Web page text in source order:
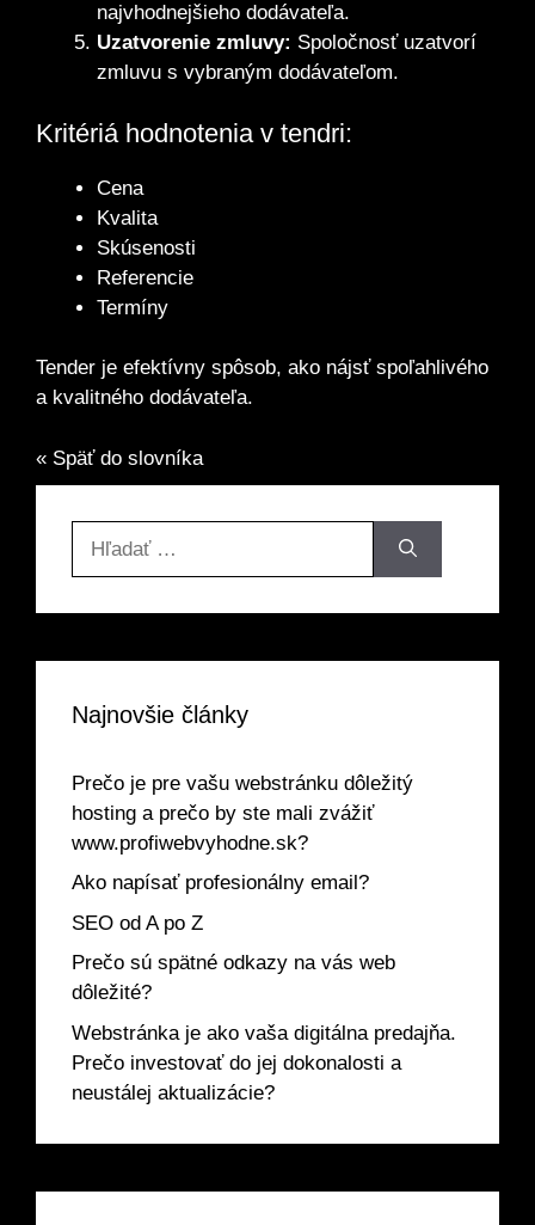
najvhodnejšieho dodávateľa.
Uzatvorenie zmluvy: Spoločnosť uzatvorí
zmluvu s vybraným dodávateľom.
Kritériá hodnotenia v tendri:
Cena
Kvalita
Skúsenosti
Referencie
Termíny
Tender je efektívny spôsob, ako nájsť spoľahlivého
a kvalitného dodávateľa.
« Späť do slovníka
Najnovšie články
Prečo je pre vašu webstránku dôležitý
hosting a prečo by ste mali zvážiť
www.profiwebvyhodne.sk?
Ako napísať profesionálny email?
SEO od A po Z
Prečo sú spätné odkazy na vás web
dôležité?
Webstránka je ako vaša digitálna predajňa.
Prečo investovať do jej dokonalosti a
neustálej aktualizácie?